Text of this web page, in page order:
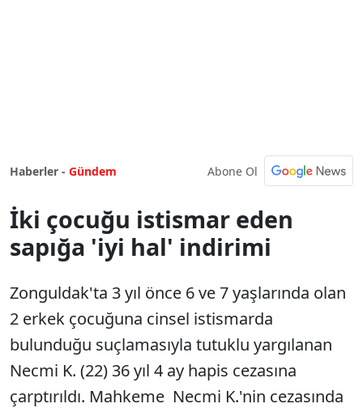
Haberler - Gündem Abone Ol
İki çocuğu istismar eden
sapığa 'iyi hal' indirimi
Zonguldak'ta 3 yıl önce 6 ve 7 yaşlarında olan
2 erkek çocuğuna cinsel istismarda
bulunduğu suçlamasıyla tutuklu yargılanan
Necmi K. (22) 36 yıl 4 ay hapis cezasına
çarptırıldı. Mahkeme Necmi K.'nin cezasında